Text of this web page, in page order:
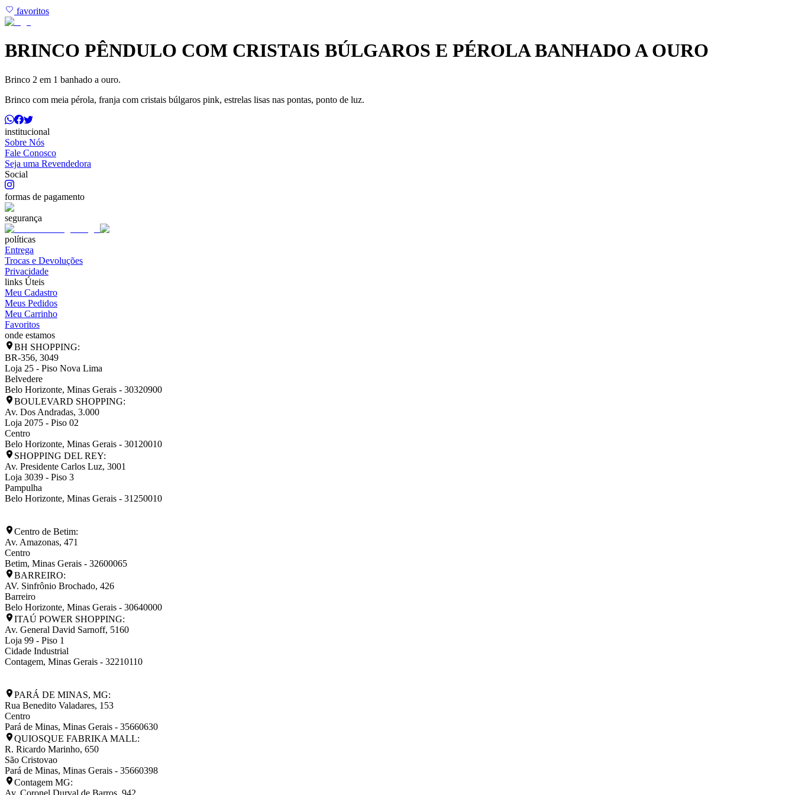
favoritos
BRINCO PÊNDULO COM CRISTAIS BÚLGAROS E PÉROLA BANHADO A OURO
Brinco 2 em 1 banhado a ouro.
Brinco com meia pérola, franja com cristais búlgaros pink, estrelas lisas nas pontas, ponto de luz.
institucional
Sobre Nós
Fale Conosco
Seja uma Revendedora
Social
formas de pagamento
segurança
políticas
Entrega
Trocas e Devoluções
Privacidade
links Úteis
Meu Cadastro
Meus Pedidos
Meu Carrinho
Favoritos
onde estamos
BH SHOPPING:
BR-356, 3049
Loja 25 - Piso Nova Lima
Belvedere
Belo Horizonte, Minas Gerais - 30320900
BOULEVARD SHOPPING:
Av. Dos Andradas, 3.000
Loja 2075 - Piso 02
Centro
Belo Horizonte, Minas Gerais - 30120010
SHOPPING DEL REY:
Av. Presidente Carlos Luz, 3001
Loja 3039 - Piso 3
Pampulha
Belo Horizonte, Minas Gerais - 31250010
Centro de Betim:
Av. Amazonas, 471
Centro
Betim, Minas Gerais - 32600065
BARREIRO:
AV. Sinfrônio Brochado, 426
Barreiro
Belo Horizonte, Minas Gerais - 30640000
ITAÚ POWER SHOPPING:
Av. General David Sarnoff, 5160
Loja 99 - Piso 1
Cidade Industrial
Contagem, Minas Gerais - 32210110
PARÁ DE MINAS, MG:
Rua Benedito Valadares, 153
Centro
Pará de Minas, Minas Gerais - 35660630
QUIOSQUE FABRIKA MALL:
R. Ricardo Marinho, 650
São Cristovao
Pará de Minas, Minas Gerais - 35660398
Contagem MG:
Av. Coronel Durval de Barros, 942